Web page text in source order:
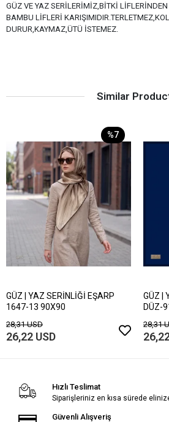
GÜZ VE YAZ SERİLERİMİZ,BİTKİ
BAMBU LİFLERİ
DURUR,KAYMAZ,ÜTÜ İSTEMEZ.
Similar
%7
GÜZ | YAZ SERİNLİĞİ EŞARP
1647-13 90X90
28,31 USD
26,22 USD
GÜZ |
DÜZ-
28,31
Hızlı Teslimat
Siparişleriniz en kısa sürede
Güvenli Alışveriş